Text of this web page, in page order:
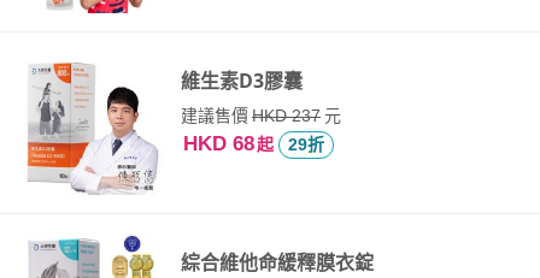
維生素D3膠囊
建議售價HKD 237元
HKD 68起 29折
綜合維他命緩釋膜衣錠